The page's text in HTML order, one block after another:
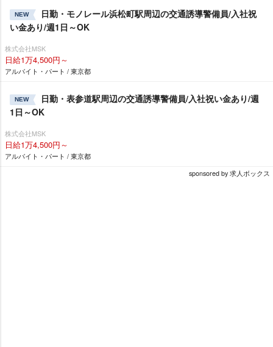
NEW
日勤・モノレール浜松町駅周辺の交通誘導警備員/入社祝
い金あり/週1日～OK
株式会社MSK
日給1万4,500円～
アルバイト・パート / 東京都
NEW
日勤・表参道駅周辺の交通誘導警備員/入社祝い金あり/週
1日～OK
株式会社MSK
日給1万4,500円～
アルバイト・パート / 東京都
sponsored by 求人ボックス